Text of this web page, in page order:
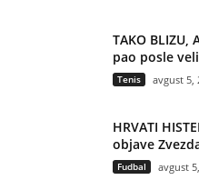
TAKO BLIZU,
pao posle
Tenis avgust 5,
HRVATI
objave
Fudbal avgust